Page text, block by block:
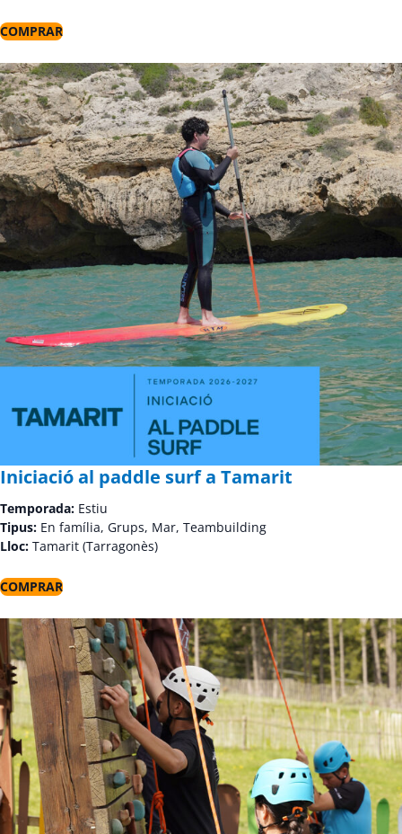
COMPRAR
Iniciació al paddle surf a Tamarit
Temporada: Estiu
Tipus: En família, Grups, Mar, Teambuilding
Lloc: Tamarit (Tarragonès)
COMPRAR